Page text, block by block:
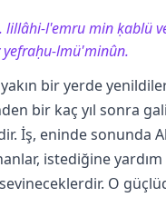
lillâhi-l'emru min ḳablü
yefraḥu-lmü'minûn.
bir yerde
bir kaç yıl sonra
İş, eninde sonunda
istediğine yardım
O